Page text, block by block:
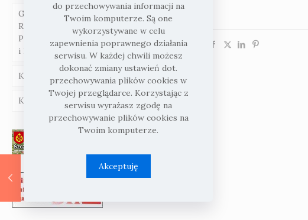
Udostępnij
Gminna Komisja
Rozwiązywania
Problemów Alkoholowych
i Radca Prawny
Karta Seniora
Karta Dużej Rodziny
do przechowywania informacji na
Twoim komputerze. Są one
wykorzystywane w celu
zapewnienia poprawnego działania
serwisu. W każdej chwili możesz
dokonać zmiany ustawień dot.
przechowywania plików cookies w
Twojej przeglądarce. Korzystając z
serwisu wyrażasz zgodę na
przechowywanie plików cookies na
Twoim komputerze.
Akceptuję